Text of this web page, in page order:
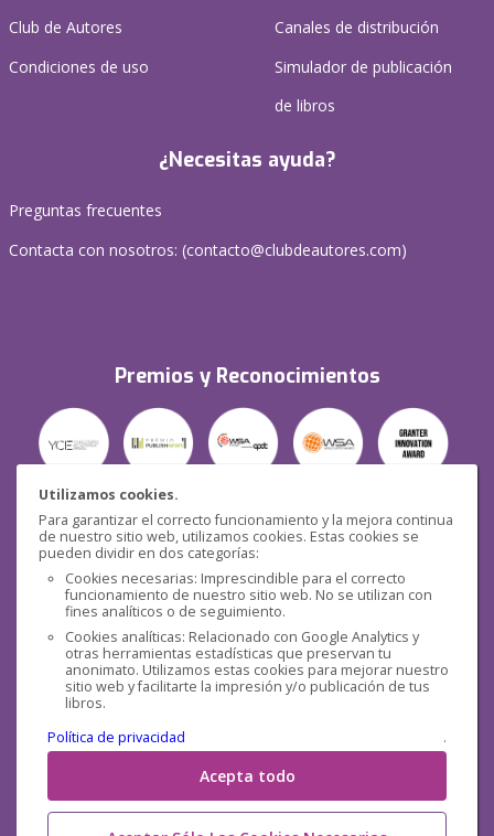
Utilizamos cookies.
Para garantizar el correcto funcionamiento y la mejora continua
de nuestro sitio web, utilizamos cookies. Estas cookies se
pueden dividir en dos categorías:
Cookies necesarias: Imprescindible para el correcto
funcionamiento de nuestro sitio web. No se utilizan con
fines analíticos o de seguimiento.
Cookies analíticas: Relacionado con Google Analytics y
otras herramientas estadísticas que preservan tu
anonimato. Utilizamos estas cookies para mejorar nuestro
sitio web y facilitarte la impresión y/o publicación de tus
libros.
Política de privacidad
.
Acepta todo
Club de Autores
Condiciones de uso
Canales de distribución
Simulador de publicación
de libros
¿Necesitas ayuda?
Preguntas frecuentes
Contacta con nosotros: (contacto@clubdeautores.com)
Premios y Reconocimientos
Seguridad
Redes sociales